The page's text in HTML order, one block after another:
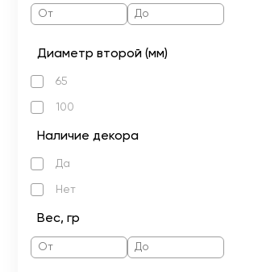
Диаметр второй (мм)
65
100
Наличие декора
Да
Нет
Вес, гр